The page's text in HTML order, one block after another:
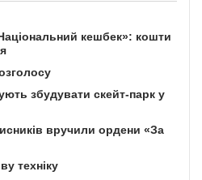
кешбек»: кошти
збудувати скейт-парк у
вручили ордени «За
техніку